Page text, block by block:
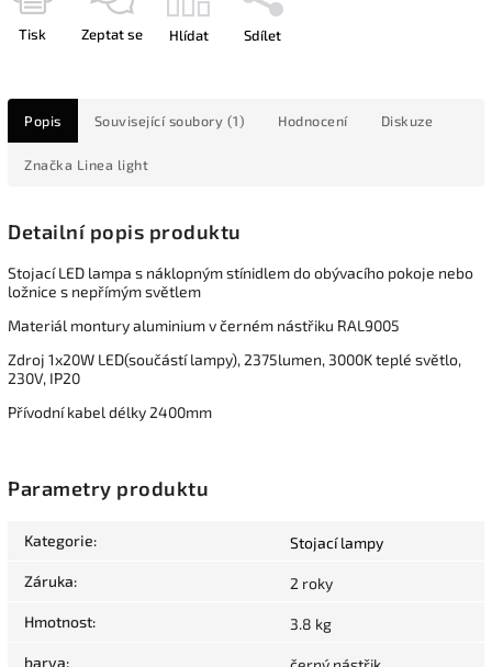
Tisk Zeptat se Hlídat Sdílet
Popis Související soubory (1) Hodnocení Diskuze
Značka Linea light
Detailní popis produktu
Stojací LED lampa s náklopným stínidlem do obývacího pokoje nebo
ložnice s nepřímým světlem
Materiál montury aluminium v černém nástřiku RAL9005
Zdroj 1x20W LED(součástí lampy), 2375lumen, 3000K teplé světlo,
230V, IP20
Přívodní kabel délky 2400mm
Parametry produktu
Kategorie: Stojací lampy
Záruka: 2 roky
Hmotnost: 3.8 kg
barva: